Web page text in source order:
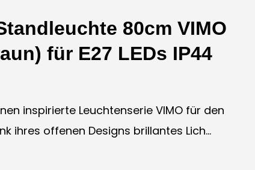
80cm VIMO
für E27 LEDs IP44
inspirierte Leuchtenserie VIMO für den
ihres offenen Designs brillantes Lich...